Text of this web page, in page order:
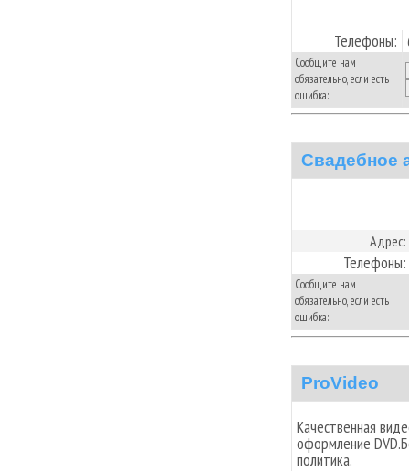
Телефоны:
Сообщите нам
обязательно, если есть
ошибка:
Свадебное
Адрес:
Телефоны:
Сообщите нам
обязательно, если есть
ошибка:
ProVideo
Качественная
оформление
политика.